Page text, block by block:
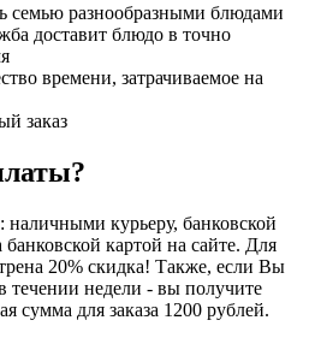
семью разнообразными блюдами
доставит блюдо в точно
времени, затрачиваемое на
заказ
курьеру, банковской
картой на сайте. Для
20% скидка! Также, если Вы
течении недели - вы получите
сумма для заказа 1200 рублей.